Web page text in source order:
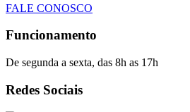
FALE CONOSCO
Funcionamento
De segunda a sexta, das 8h as 17h
Redes Sociais